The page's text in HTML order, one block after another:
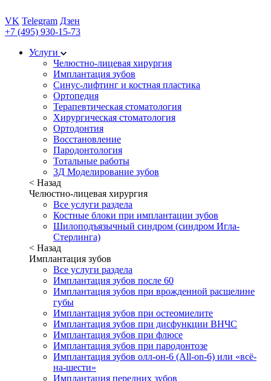
VK Telegram Дзен
+7 (495) 930-15-73
Услуги
Челюстно-лицевая хирургия
Имплантация зубов
Синус-лифтинг и костная пластика
Ортопедия
Терапевтическая стоматология
Хирургическая стоматология
Ортодонтия
Восстановление
Пародонтология
Тотальные работы
3Д Моделирование зубов
< Назад
Челюстно-лицевая хирургия
Все услуги раздела
Костные блоки при имплантации зубов
Шилоподъязычный синдром (синдром Игла-
Стерлинга)
< Назад
Имплантация зубов
Все услуги раздела
Имплантация зубов после 60
Имплантация зубов при врожденной расщелине
губы
Имплантация зубов при остеомиелите
Имплантация зубов при дисфункции ВНЧС
Имплантация зубов при флюсе
Имплантация зубов при пародонтозе
Имплантация зубов олл-он-6 (All-on-6) или «всё-
на-шести»
Имплантация передних зубов